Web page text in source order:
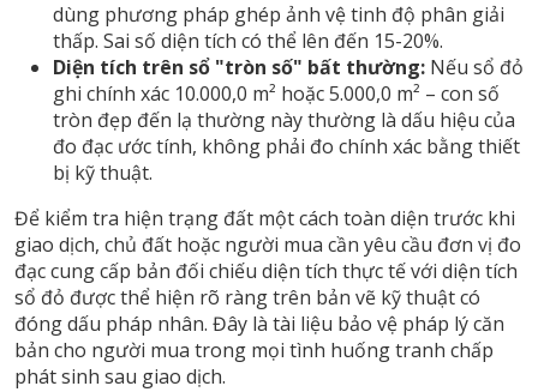
dùng phương pháp ghép ảnh vệ tinh độ phân giải
thấp. Sai số diện tích có thể lên đến 15-20%.
Diện tích trên sổ "tròn số" bất thường: Nếu sổ đỏ
ghi chính xác 10.000,0 m² hoặc 5.000,0 m² – con số
tròn đẹp đến lạ thường này thường là dấu hiệu của
đo đạc ước tính, không phải đo chính xác bằng thiết
bị kỹ thuật.
Để kiểm tra hiện trạng đất một cách toàn diện trước khi
giao dịch, chủ đất hoặc người mua cần yêu cầu đơn vị đo
đạc cung cấp bản đối chiếu diện tích thực tế với diện tích
sổ đỏ được thể hiện rõ ràng trên bản vẽ kỹ thuật có
đóng dấu pháp nhân. Đây là tài liệu bảo vệ pháp lý căn
bản cho người mua trong mọi tình huống tranh chấp
phát sinh sau giao dịch.